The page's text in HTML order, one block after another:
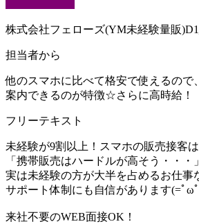
株式会社フェローズ(YM未経験量販
担当者から
他のスマホに比べて格安で使えるので
案内できるのが特徴☆さらに高時給！
フリーテキスト
未経験が9割以上！スマホの販売接客
「携帯販売はハードルが高そう・・・
実は未経験の方が大半を占めるお仕事
サポート体制にも自信があります(=ﾟω
来社不要のWEB面接OK！